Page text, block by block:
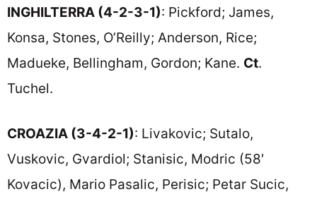
INGHILTERRA (4-2-3-1): Pickford; James,
Konsa, Stones, O’Reilly; Anderson, Rice;
Madueke, Bellingham, Gordon; Kane. Ct.
Tuchel.
CROAZIA (3-4-2-1): Livakovic; Sutalo,
Vuskovic, Gvardiol; Stanisic, Modric (58′
Kovacic), Mario Pasalic, Perisic; Petar Sucic,